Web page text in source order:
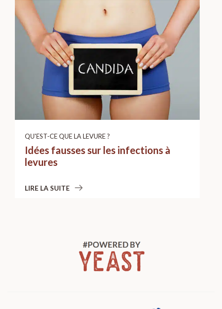
QU'EST-CE QUE LA LEVURE ?
Idées fausses sur les infections à
levures
LIRE LA SUITE